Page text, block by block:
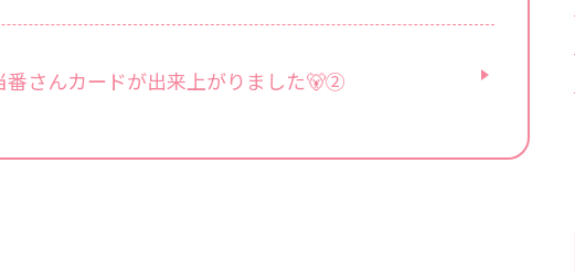
さんカードが出来上がりました🐻②